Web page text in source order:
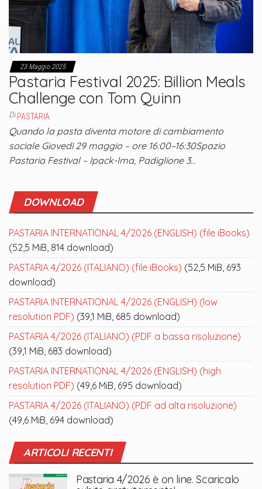
23 Maggio 2025
Pastaria Festival 2025: Billion Meals
Challenge con Tom Quinn
Di PASTARIA
Quando la pasta diventa motore di cambiamento
sociale Giovedì 29 maggio – ore 16:00–16:30Spazio
Pastaria Festival – Ipack-Ima, Padiglione 3…
DOWNLOAD
PASTARIA INTERNATIONAL 4/2026 (ENGLISH) (file iBooks)
(52,5 MiB, 814 download)
PASTARIA 4/2026 (ITALIANO) (file iBooks) (52,5 MiB, 693
download)
PASTARIA INTERNATIONAL 4/2026 (ENGLISH) (low
resolution PDF) (39,1 MiB, 685 download)
PASTARIA 4/2026 (ITALIANO) (PDF a bassa risoluzione)
(39,1 MiB, 683 download)
PASTARIA INTERNATIONAL 4/2026 (ENGLISH) (high
resolution PDF) (49,6 MiB, 695 download)
PASTARIA 4/2026 (ITALIANO) (PDF ad alta risoluzione)
(49,6 MiB, 694 download)
ARTICOLI RECENTI
Pastaria 4/2026 è on line. Scaricalo